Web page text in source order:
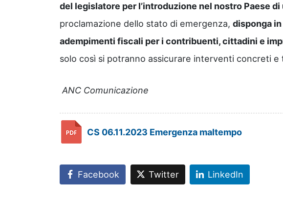
del legislatore per l’introduzione nel nostro Paese di
proclamazione dello stato di emergenza, disponga
adempimenti fiscali per i contribuenti, cittadini e
solo così si potranno assicurare interventi concreti e
ANC Comunicazione
CS 06.11.2023 Emergenza maltempo
Facebook Twitter LinkedIn